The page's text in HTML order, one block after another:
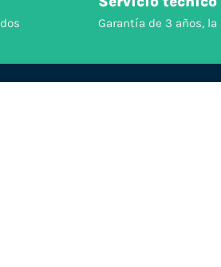
Garantía de 3 años,